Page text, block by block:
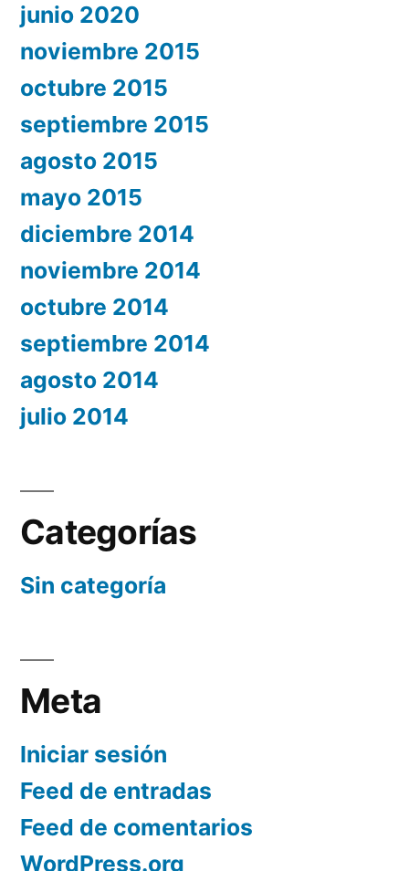
junio 2020
noviembre 2015
octubre 2015
septiembre 2015
agosto 2015
mayo 2015
diciembre 2014
noviembre 2014
octubre 2014
septiembre 2014
agosto 2014
julio 2014
Categorías
Sin categoría
Meta
Iniciar sesión
Feed de entradas
Feed de comentarios
WordPress.org